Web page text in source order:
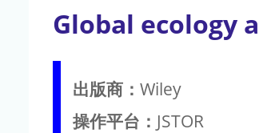
Global ecology
出版商： Wiley
操作平台： JSTOR